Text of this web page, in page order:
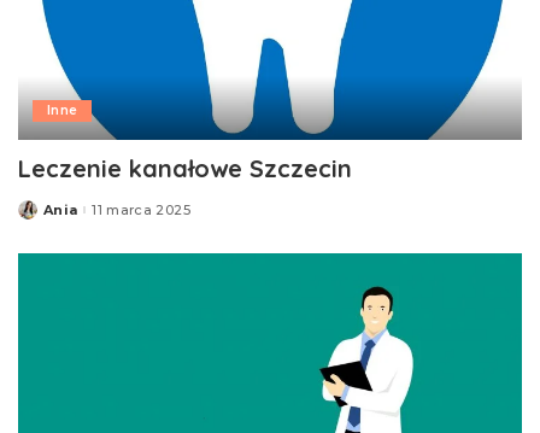
Inne
Leczenie kanałowe Szczecin
Posted
Ania 11 marca 2025